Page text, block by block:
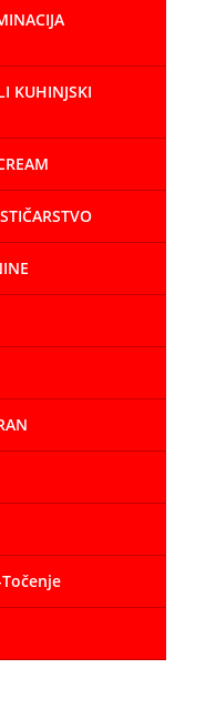
KUHINJSKI